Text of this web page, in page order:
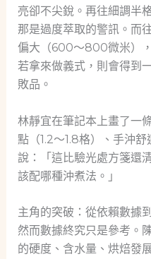
亮卻不尖銳。再往細調
那是過度萃取的警訊。而
偏大（600～800微米）
若拿來做義式，則會得到
敗品。
林靜宜在筆記本上畫了一
點（1.2～1.8格）、手沖
說：「這比驗光處方箋還
該配哪種沖煮法。」
主角的突破：從依賴數據
然而數據終究只是參考。
的硬度、含水量、烘焙發